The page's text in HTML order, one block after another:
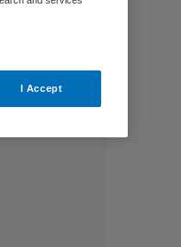
I Accept